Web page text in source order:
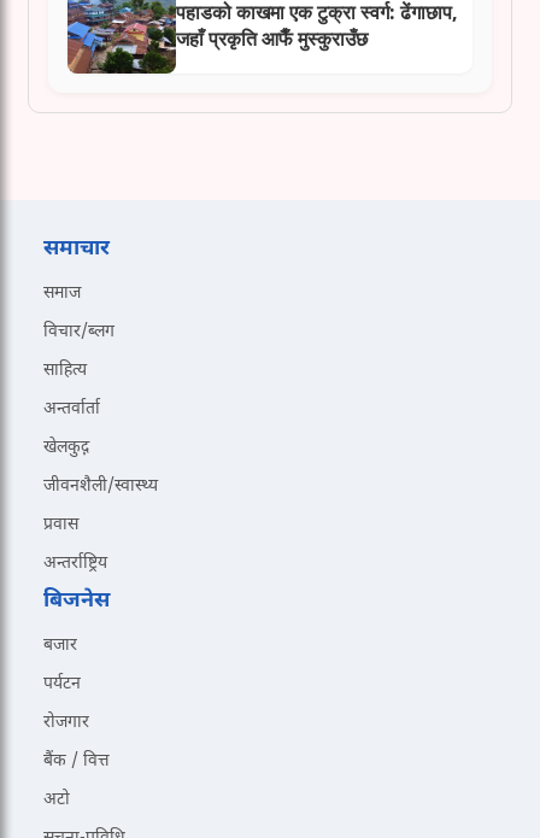
पहाडको काखमा एक टुक्रा स्वर्ग: ढेंगाछाप,
जहाँ प्रकृति आफैँ मुस्कुराउँछ
समाचार
समाज
विचार/ब्लग
साहित्य
अन्तर्वार्ता
खेलकुद़़
जीवनशैली/स्वास्थ्य
प्रवास
अन्तर्राष्ट्रिय
बिजनेस
बजार
पर्यटन
रोजगार
बैंक / वित्त
अटो